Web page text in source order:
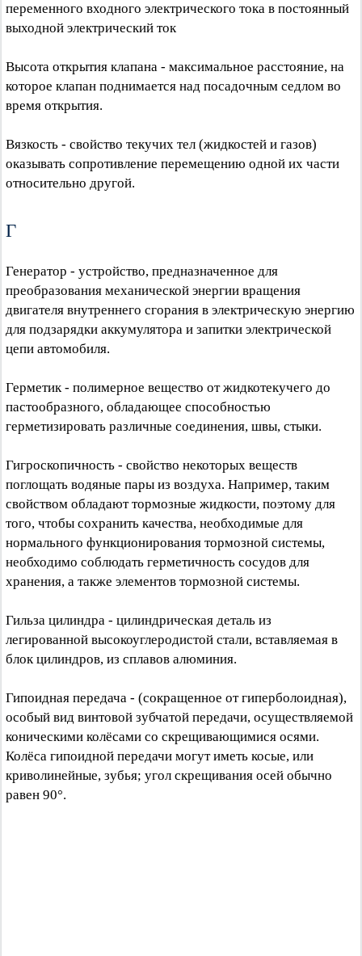
переменного входного электрического тока в постоянный
выходной электрический ток
Высота открытия клапана - максимальное расстояние, на
которое клапан поднимается над посадочным седлом во
время открытия.
Вязкость - свойство текучих тел (жидкостей и газов)
оказывать сопротивление перемещению одной их части
относительно другой.
Г
Генератор - устройство, предназначенное для
преобразования механической энергии вращения
двигателя внутреннего сгорания в электрическую энергию
для подзарядки аккумулятора и запитки электрической
цепи автомобиля.
Герметик - полимерное вещество от жидкотекучего до
пастообразного, обладающее способностью
герметизировать различные соединения, швы, стыки.
Гигроскопичность - свойство некоторых веществ
поглощать водяные пары из воздуха. Например, таким
свойством обладают тормозные жидкости, поэтому для
того, чтобы сохранить качества, необходимые для
нормального функционирования тормозной системы,
необходимо соблюдать герметичность сосудов для
хранения, а также элементов тормозной системы.
Гильза цилиндра - цилиндрическая деталь из
легированной высокоуглеродистой стали, вставляемая в
блок цилиндров, из сплавов алюминия.
Гипоидная передача - (сокращенное от гиперболоидная),
особый вид винтовой зубчатой передачи, осуществляемой
коническими колёсами со скрещивающимися осями.
Колёса гипоидной передачи могут иметь косые, или
криволинейные, зубья; угол скрещивания осей обычно
равен 90°.